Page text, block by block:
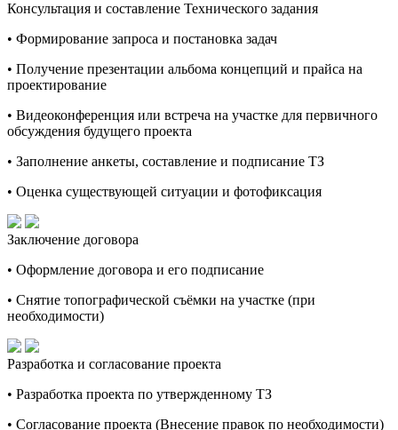
Консультация и составление Технического задания
• Формирование запроса и постановка задач
• Получение презентации альбома концепций и прайса на
проектирование
• Видеоконференция или встреча на участке для первичного
обсуждения будущего проекта
• Заполнение анкеты, составление и подписание ТЗ
• Оценка существующей ситуации и фотофиксация
Заключение договора
• Оформление договора и его подписание
• Снятие топографической съёмки на участке (при
необходимости)
Разработка и согласование проекта
• Разработка проекта по утвержденному ТЗ
• Согласование проекта (Внесение правок по необходимости)